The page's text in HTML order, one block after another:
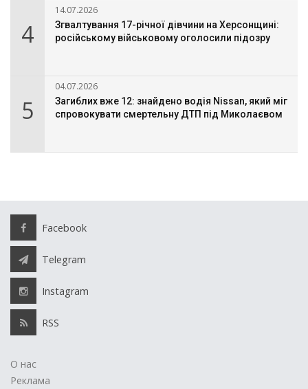
4
14.07.2026
Згвалтування 17-річної дівчини на Херсонщині:
російському військовому оголосили підозру
5
04.07.2026
Загиблих вже 12: знайдено водія Nissan, який міг
спровокувати смертельну ДТП під Миколаєвом
Facebook
Telegram
Instagram
RSS
О нас
Реклама